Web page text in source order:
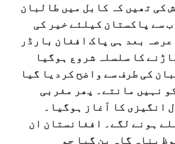
کی تھیں کہ کابل میں طالبان
سے پاکستان کیلئے خیر کی
بعد ہی پاک افغان بارڈر
کا سلسلہ شروع ہوگیا
کی طرف سے واضح کردیا گیا
نہیں مانتے۔ پھر مغربی
انگیزی کا آغاز ہوگیا۔
ہونے لگے۔ افغانستان ان
پناہ گاہ بن گیا جو